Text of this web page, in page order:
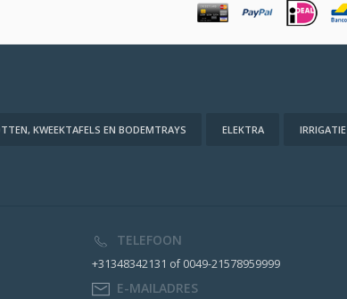
KWEEKTAFELS EN BODEMTRAYS ELEKTRA IRRIGATIE
TELEFOON
+31348342131 of 0049-21578959999
E-MAILADRES